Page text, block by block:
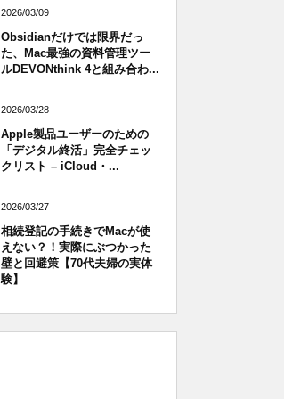
2026/03/09
Obsidianだけでは限界だっ
た、Mac最強の資料管理ツー
ルDEVONthink 4と組み合わ...
2026/03/28
Apple製品ユーザーのための
「デジタル終活」完全チェッ
クリスト – iCloud・...
2026/03/27
相続登記の手続きでMacが使
えない？！実際にぶつかった
壁と回避策【70代夫婦の実体
験】